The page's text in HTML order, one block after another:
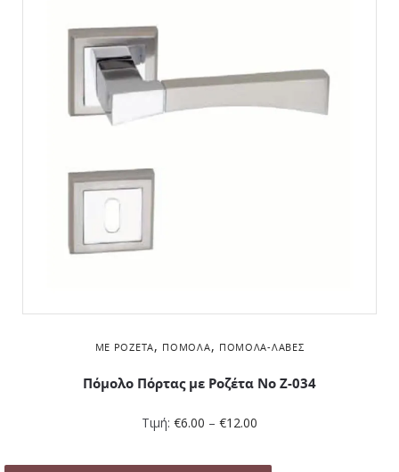
ΜΕ ΡΟΖΈΤΑ, ΠΌΜΟΛΑ, ΠΌΜΟΛΑ-ΛΑΒΈΣ
Πόμολο Πόρτας με Ροζέτα No Ζ-034
Τιμή: €6.00 – €12.00